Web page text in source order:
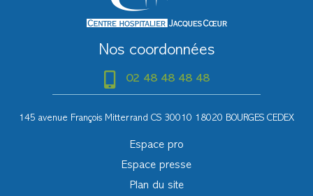
Nos coordonnées
02 48 48 48 48
145 avenue François Mitterrand CS 30010 18020 BOURGES CEDEX
Espace pro
Espace presse
Plan du site